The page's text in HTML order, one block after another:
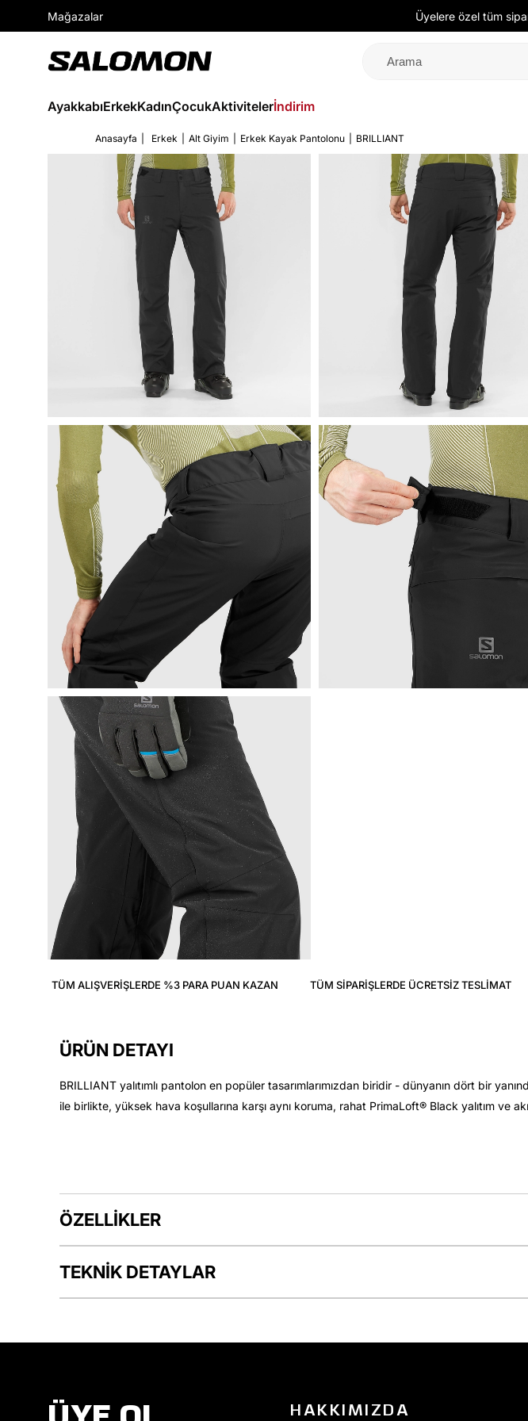
Mağazalar Üyelere özel tüm
AyakkabıErkekKadınÇocukAktivitelerİndirim
Anasayfa Erkek Alt Giyim Erkek Kayak Pantolonu BRILLIANT
TÜM ALIŞVERIŞLERDE %3 PARA PUAN KAZAN TÜM SIPARIŞLERDE ÜCRETSIZ TESLIMAT
ÜRÜN DETAYI
BRILLIANT yalıtımlı pantolon en popüler tasarımlarımızdan biridir - dünyanın dört bir
ile birlikte, yüksek hava koşullarına karşı aynı koruma, rahat PrimaLoft® Black yalıtım ve
ÖZELLİKLER
TEKNİK DETAYLAR
HAKKIMIZDA